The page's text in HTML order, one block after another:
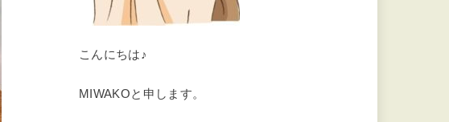
こんにちは♪
MIWAKOと申します。